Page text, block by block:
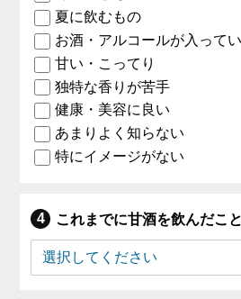
夏に飲むもの
お酒・アルコールが入って
甘い・こってり
独特な香りが苦手
健康・美容に良い
あまりよく知らない
特にイメージがない
これまでに甘酒を飲んだこ